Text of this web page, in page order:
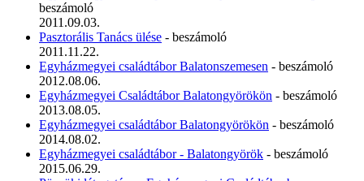
beszámoló
2011.09.03.
Pasztorális Tanács ülése - beszámoló
2011.11.22.
Egyházmegyei családtábor Balatonszemesen - beszámoló
2012.08.06.
Egyházmegyei Családtábor Balatongyörökön - beszámoló
2013.08.05.
Egyházmegyei családtábor Balatongyörökön - beszámoló
2014.08.02.
Egyházmegyei családtábor - Balatongyörök - beszámoló
2015.06.29.